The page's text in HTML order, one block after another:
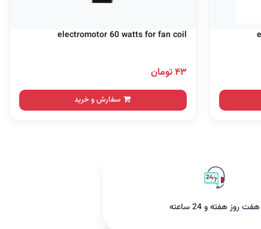
electromotor 60 watts for fan coil
۴۳ تومان
سفارش و خرید
هفت روز هفته و 24 ساعته